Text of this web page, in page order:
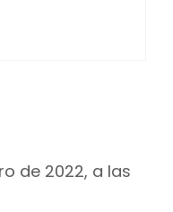
de 2022, a las